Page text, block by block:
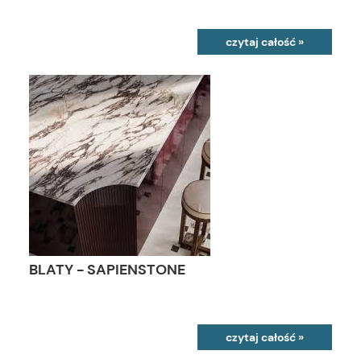
czytaj całość »
BLATY - SAPIENSTONE
czytaj całość »